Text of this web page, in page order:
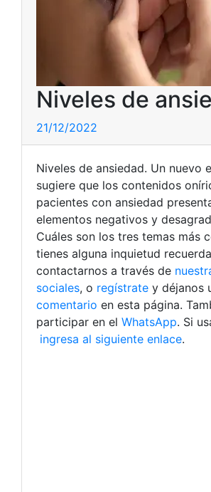
Niveles de
21/12/2022
Niveles de ansiedad. Un nuevo
sugiere que los contenidos
pacientes con ansiedad
elementos negativos y
Cuáles son los tres temas más
tienes alguna inquietud recuerda
contactarnos a través de
sociales, o regístrate y déjanos
comentario en esta página.
participar en el WhatsApp. Si
ingresa al siguiente enlace.